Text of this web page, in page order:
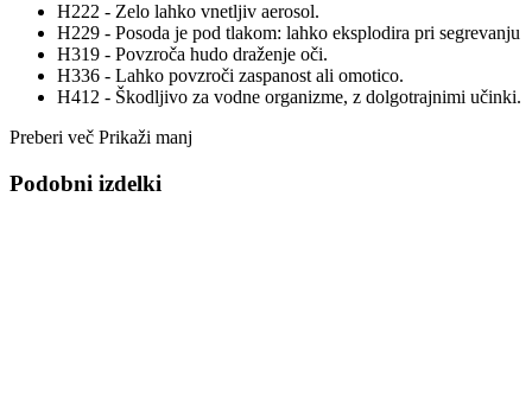
H222 - Zelo lahko vnetljiv aerosol.
H229 - Posoda je pod tlakom: lahko eksplodira pri segrevanju
H319 - Povzroča hudo draženje oči.
H336 - Lahko povzroči zaspanost ali omotico.
H412 - Škodljivo za vodne organizme, z dolgotrajnimi učinki.
Preberi več Prikaži manj
Podobni izdelki